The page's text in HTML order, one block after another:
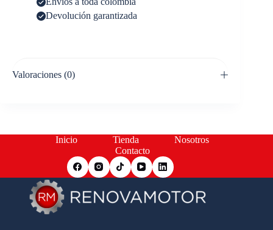
Devolución garantizada
Valoraciones (0)
Inicio Tienda
Nosotros
Contacto